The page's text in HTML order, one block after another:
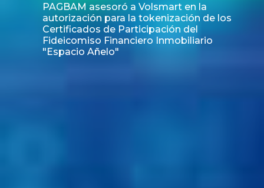
PAGBAM asesoró a Volsmart en la
autorización para la tokenización de los
Certificados de Participación del
Fideicomiso Financiero Inmobiliario
"Espacio Añelo"